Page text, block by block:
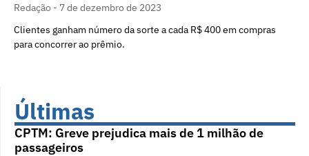
Redação
7 de dezembro de 2023
Clientes ganham número da sorte a cada R$ 400 em compras
para concorrer ao prêmio.
Últimas
CPTM: Greve prejudica mais de 1 milhão de
passageiros